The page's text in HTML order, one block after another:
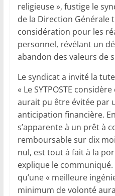
religieuse », fustige le
de la Direction Générale
considération pour les
personnel, révélant un
abandon des valeurs de
Le syndicat a invité la
« Le SYTPOSTE
aurait pu être évitée par
anticipation financière.
s’apparente à un prêt à
remboursable sur dix
nul, est tout à fait à la
explique le
qu’une « meilleure
minimum de volonté